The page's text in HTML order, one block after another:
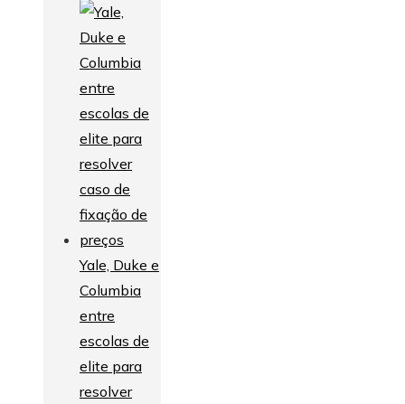
Yale, Duke e
Columbia
entre
escolas de
elite para
resolver